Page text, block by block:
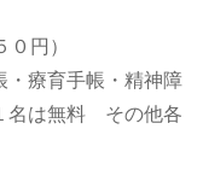
円）
・療育手帳・精神障
名は無料 その他各